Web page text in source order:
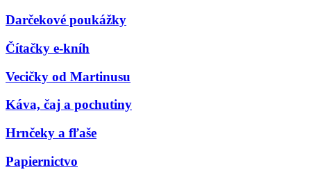
Darčekové poukážky
Čítačky e-kníh
Vecičky od Martinusu
Káva, čaj a pochutiny
Hrnčeky a fľaše
Papiernictvo